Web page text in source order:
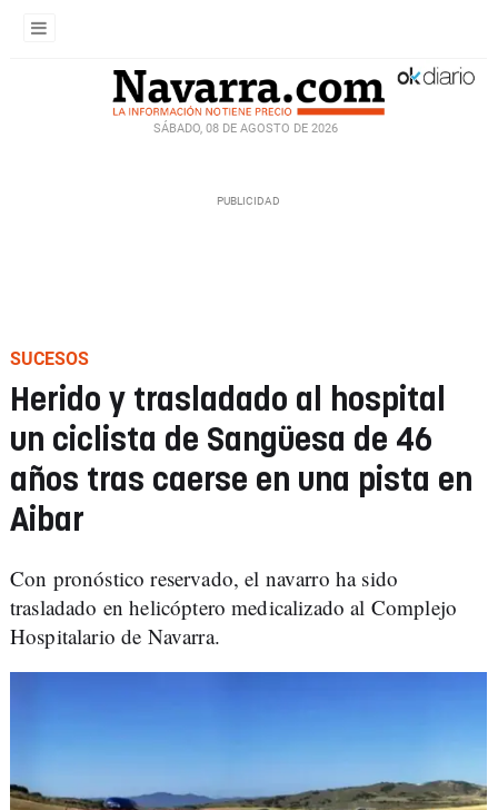
SÁBADO, 08 DE AGOSTO DE 2026
SUCESOS
Herido y trasladado al hospital
un ciclista de Sangüesa de 46
años tras caerse en una pista en
Aibar
Con pronóstico reservado, el navarro ha sido
trasladado en helicóptero medicalizado al Complejo
Hospitalario de Navarra.